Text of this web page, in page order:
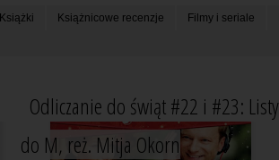
Książki Książnicowe recenzje Filmy i seriale
Odliczanie do świąt #22 i #23: Listy
do M, reż. Mitja Okorn